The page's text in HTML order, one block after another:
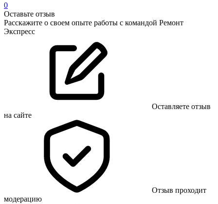
0
Оставьте отзыв
Расскажите о своем опыте работы с командой Ремонт
Экспресс
Оставляете отзыв
на сайте
Отзыв проходит
модерацию